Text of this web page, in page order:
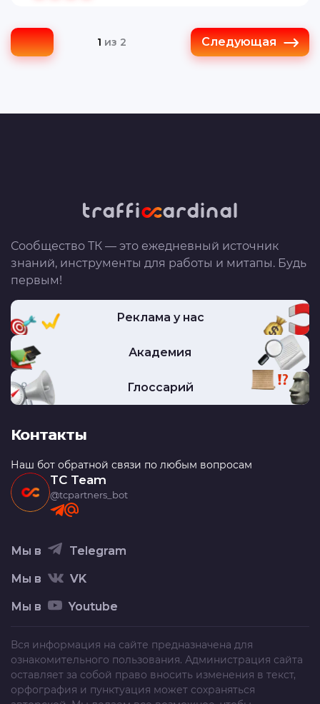
1 из 2 Следующая
Сообщество ТК — это ежедневный источник
знаний, инструменты для работы и митапы. Будь
первым!
Реклама у нас
Академия
Глоссарий
Контакты
Наш бот обратной связи по любым вопросам
TC Team
@tcpartners_bot
Мы в Telegram
Мы в VK
Мы в Youtube
Вся информация на сайте предназначена для
ознакомительного пользования. Администрация сайта
оставляет за собой право вносить изменения в текст,
орфография и пунктуация может сохраняться